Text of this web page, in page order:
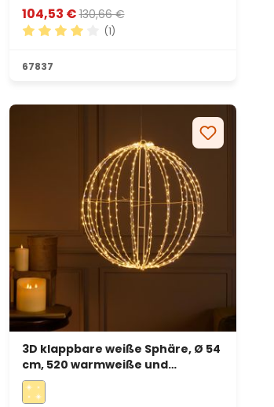
104,53 €130,66 €
(1)
67837
3D klappbare weiße Sphäre, Ø 54
cm, 520 warmweiße und
kaltweiße Micro-LEDs, für
Innenbereich